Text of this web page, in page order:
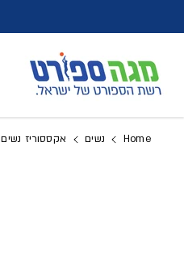
Home נשים אקססוריז נשים